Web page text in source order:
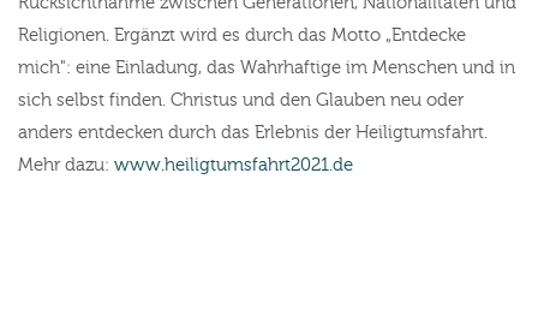
Religionen. Ergänzt wird es durch das Motto „Entdecke
mich": eine Einladung, das Wahrhaftige im Menschen und in
sich selbst finden. Christus und den Glauben neu oder
anders entdecken durch das Erlebnis der Heiligtumsfahrt.
Mehr dazu: www.heiligtumsfahrt2021.de